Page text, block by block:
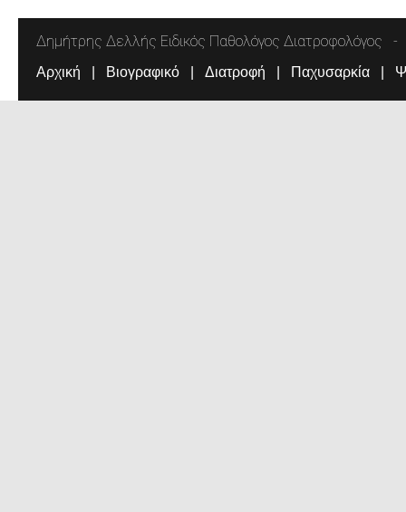
Δημήτρης Δελλής Ειδικός Παθολόγος Διατροφολόγος
Αρχική Βιογραφικό Διατροφή Παχυσαρκία